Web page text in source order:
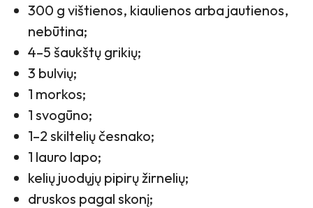
300 g vištienos, kiaulienos arba jautienos,
nebūtina;
4–5 šaukštų grikių;
3 bulvių;
1 morkos;
1 svogūno;
1–2 skiltelių česnako;
1 lauro lapo;
kelių juodųjų pipirų žirnelių;
druskos pagal skonį;